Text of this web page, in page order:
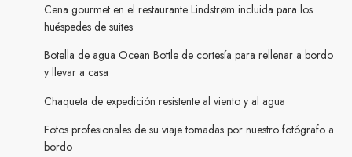
Cena gourmet en el restaurante Lindstrøm incluida para los
huéspedes de suites
Botella de agua Ocean Bottle de cortesía para rellenar a bordo
y llevar a casa
Chaqueta de expedición resistente al viento y al agua
Fotos profesionales de su viaje tomadas por nuestro fotógrafo a
bordo